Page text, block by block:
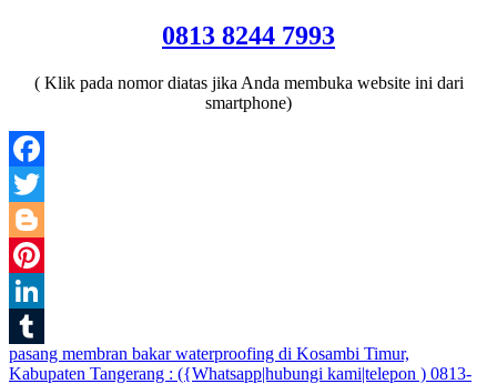
0813 8244 7993
( Klik pada nomor diatas jika Anda membuka website ini dari
smartphone)
Facebook
Twitter
Blogger
Pinterest
LinkedIn
Tumblr
Post
pasang membran bakar waterproofing di Kosambi Timur,
Kabupaten Tangerang : ({Whatsapp|hubungi kami|telepon ) 0813-